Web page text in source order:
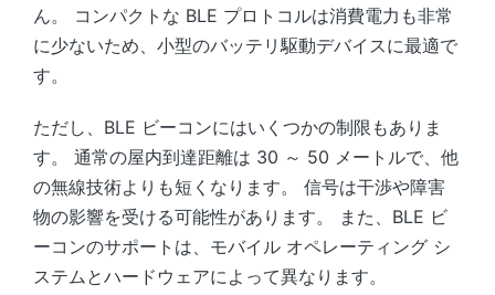
ん。 コンパクトな BLE プロトコルは消費電力も非常
に少ないため、小型のバッテリ駆動デバイスに最適で
す。
ただし、BLE ビーコンにはいくつかの制限もありま
す。 通常の屋内到達距離は 30 ～ 50 メートルで、他
の無線技術よりも短くなります。 信号は干渉や障害
物の影響を受ける可能性があります。 また、BLE ビ
ーコンのサポートは、モバイル オペレーティング シ
ステムとハードウェアによって異なります。